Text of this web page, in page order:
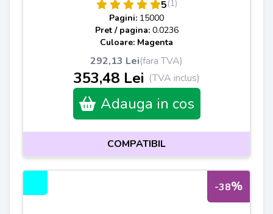
5(1)
Pagini: 15000
Pret / pagina: 0.0236
Culoare: Magenta
292,13 Lei(fara TVA)
353,48 Lei (TVA inclus)
Adauga in cos
COMPATIBIL
-38%